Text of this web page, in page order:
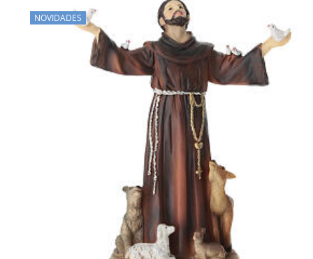
NOVIDADES